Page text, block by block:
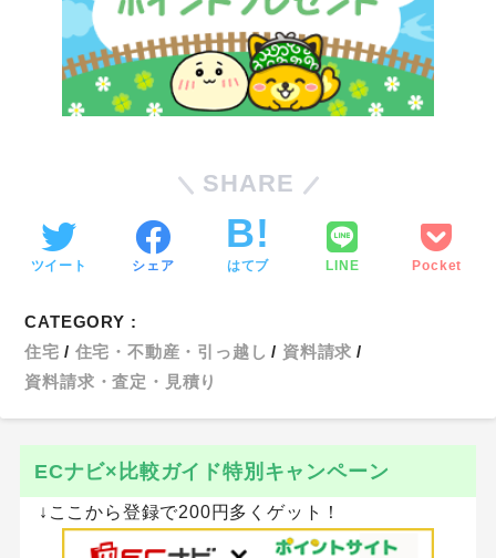
SHARE
ツイート シェア はてブ LINE Pocket
CATEGORY :
住宅
住宅・不動産・引っ越し
資料請求
資料請求・査定・見積り
ECナビ×比較ガイド特別キャンペーン
↓ここから登録で200円多くゲット！